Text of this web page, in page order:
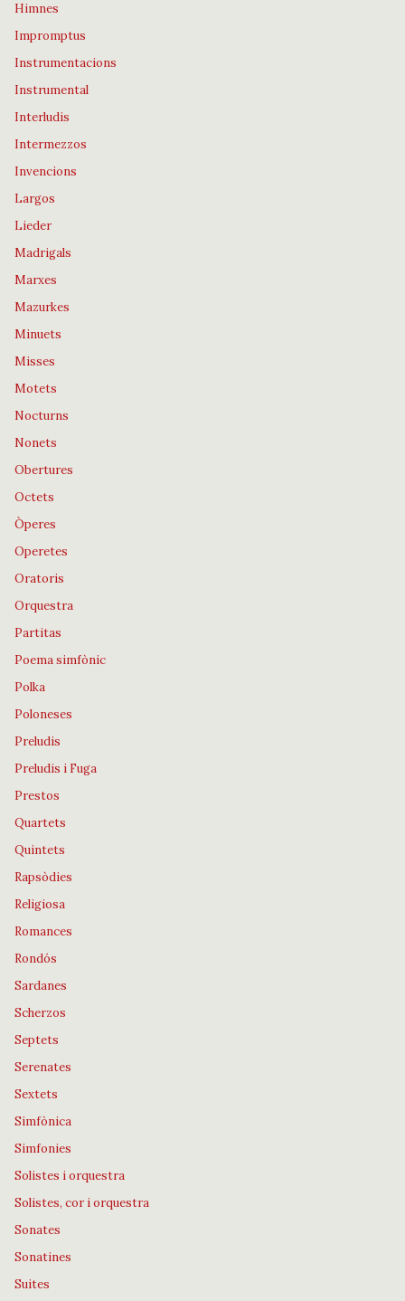
Himnes
Impromptus
Instrumentacions
Instrumental
Interludis
Intermezzos
Invencions
Largos
Lieder
Madrigals
Marxes
Mazurkes
Minuets
Misses
Motets
Nocturns
Nonets
Obertures
Octets
Òperes
Operetes
Oratoris
Orquestra
Partitas
Poema simfònic
Polka
Poloneses
Preludis
Preludis i Fuga
Prestos
Quartets
Quintets
Rapsòdies
Religiosa
Romances
Rondós
Sardanes
Scherzos
Septets
Serenates
Sextets
Simfònica
Simfonies
Solistes i orquestra
Solistes, cor i orquestra
Sonates
Sonatines
Suites